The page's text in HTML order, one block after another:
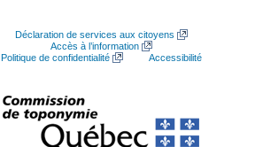
Déclaration de services aux citoyens
Accès à l’information
Politique de confidentialité
Accessibilité